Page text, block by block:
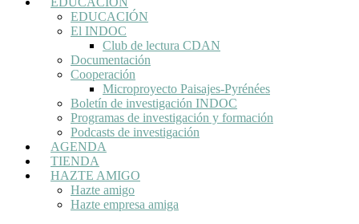
EDUCACIÓN
El INDOC
Club de lectura CDAN
Documentación
Cooperación
Microproyecto Paisajes-Pyrénées
Boletín de investigación INDOC
Programas de investigación y formación
Podcasts de investigación
AGENDA
TIENDA
HAZTE AMIGO
Hazte amigo
Hazte empresa amiga